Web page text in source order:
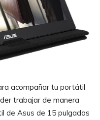
acompañar tu portátil
trabajar de manera
de Asus de 15 pulgadas